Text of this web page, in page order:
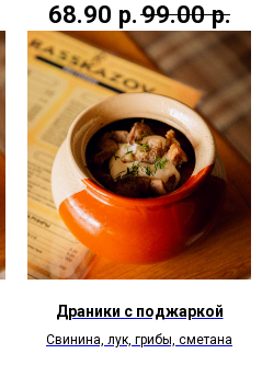
68.90 р.99.00 р.
Драники с поджаркой
Свинина, лук, грибы, сметана